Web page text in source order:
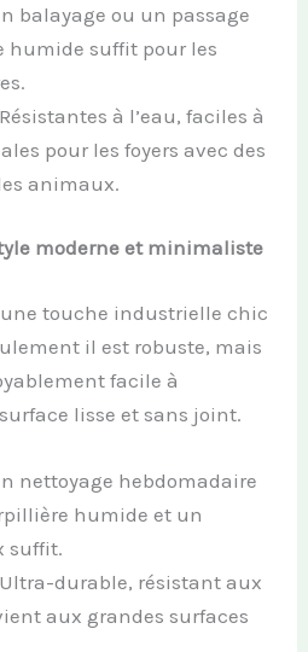
balayage ou un passage
humide suffit pour les
à l’eau, faciles à
pour les foyers avec des
animaux.
moderne et minimaliste
touche industrielle chic
il est robuste, mais
facile à
lisse et sans joint.
nettoyage hebdomadaire
humide et un
suffit.
durable, résistant aux
aux grandes surfaces